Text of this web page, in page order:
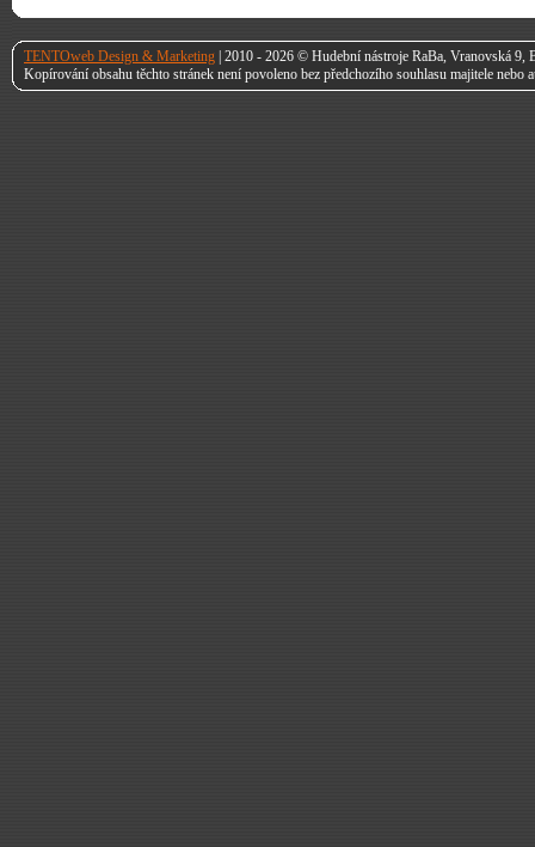
TENTOweb Design & Marketing | 2010 - 2026 © Hudební nástroje RaBa, Vranovská 9,
Kopírování obsahu těchto stránek není povoleno bez předchozího souhlasu majitele nebo